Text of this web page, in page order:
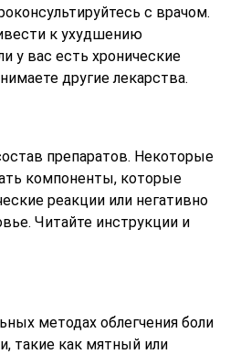
с врачом.
к ухудшению
у вас есть хронические
другие лекарства.
препаратов. Некоторые
компоненты, которые
реакции или негативно
Читайте инструкции и
методах облегчения боли
такие как мятный или